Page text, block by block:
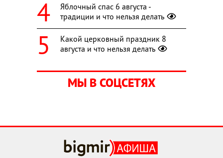
Яблочный спас 6 августа -
традиции и что нельзя делать
Какой церковный праздник 8
августа и что нельзя делать
МЫ В СОЦСЕТЯХ